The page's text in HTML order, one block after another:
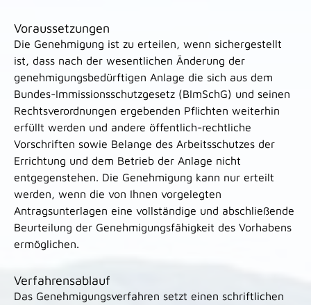
Voraussetzungen
Die Genehmigung ist zu erteilen, wenn sichergestellt
ist, dass nach der wesentlichen Änderung der
genehmigungsbedürftigen Anlage die sich aus dem
Bundes-Immissionsschutzgesetz (BImSchG) und seinen
Rechtsverordnungen ergebenden Pflichten weiterhin
erfüllt werden und andere öffentlich-rechtliche
Vorschriften sowie Belange des Arbeitsschutzes der
Errichtung und dem Betrieb der Anlage nicht
entgegenstehen. Die Genehmigung kann nur erteilt
werden, wenn die von Ihnen vorgelegten
Antragsunterlagen eine vollständige und abschließende
Beurteilung der Genehmigungsfähigkeit des Vorhabens
ermöglichen.
Verfahrensablauf
Das Genehmigungsverfahren setzt einen schriftlichen